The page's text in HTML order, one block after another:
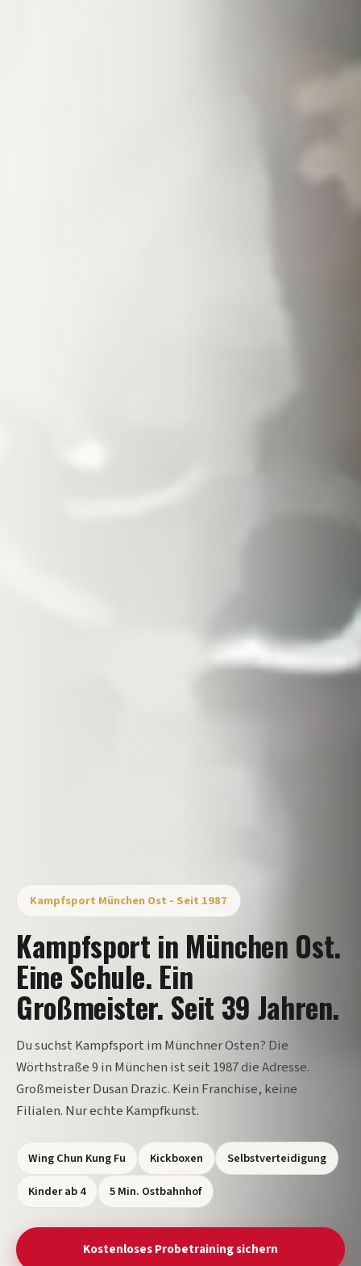
Kampfsport München Ost - Seit 1987
Kampfsport in München Ost.
Eine Schule. Ein
Großmeister. Seit 39 Jahren.
Du suchst Kampfsport im Münchner Osten? Die
Wörthstraße 9 in München ist seit 1987 die Adresse.
Großmeister Dusan Drazic. Kein Franchise, keine
Filialen. Nur echte Kampfkunst.
Wing Chun Kung Fu Kickboxen
Selbstverteidigung
Kinder ab 4
5 Min. Ostbahnhof
Kostenloses Probetraining sichern